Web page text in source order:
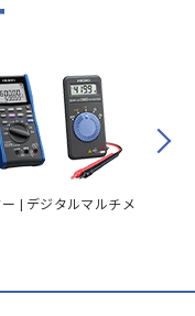
| デジタルマルチメ
Next